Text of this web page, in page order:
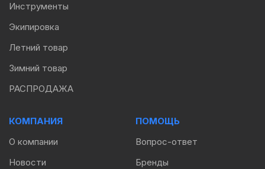
Инструменты
Экипировка
Летний товар
Зимний товар
РАСПРОДАЖА
КОМПАНИЯ
О компании
Новости
ПОМОЩЬ
Вопрос-ответ
Бренды